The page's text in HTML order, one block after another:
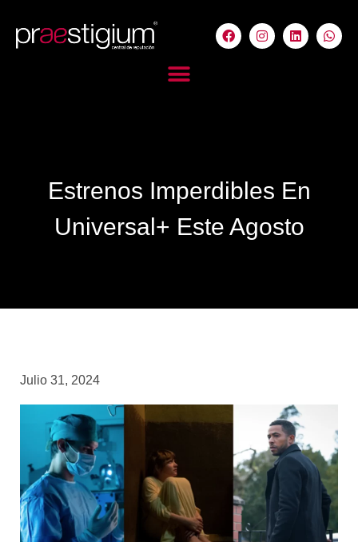
Estrenos Imperdibles En
Universal+ Este Agosto
Julio 31, 2024